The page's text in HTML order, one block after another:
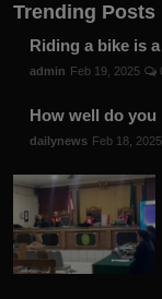
Trending Posts
Riding a bike is
admin Feb 19, 2025
How well do
dailynews Feb 18, 2025